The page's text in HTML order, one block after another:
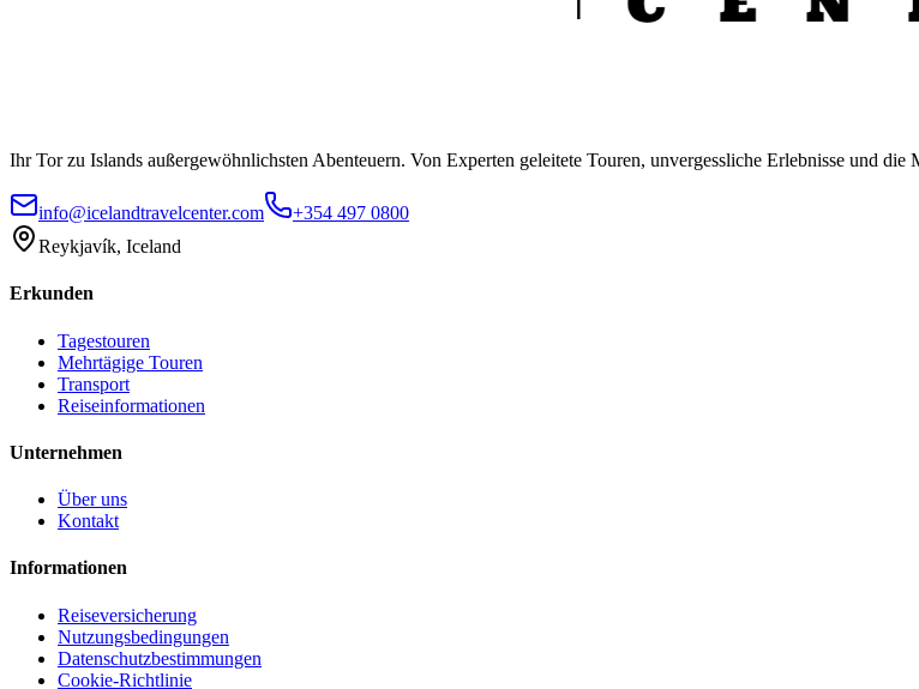
Ihr Tor zu Islands außergewöhnlichsten Abenteuern. Von Experten geleitete Touren, unvergessliche Erlebnisse und die
info@icelandtravelcenter.com
+354 497 0800
Reykjavík, Iceland
Erkunden
Tagestouren
Mehrtägige Touren
Transport
Reiseinformationen
Unternehmen
Über uns
Kontakt
Informationen
Reiseversicherung
Nutzungsbedingungen
Datenschutzbestimmungen
Cookie-Richtlinie